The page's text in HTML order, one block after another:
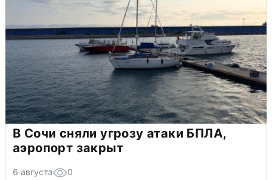
В Сочи сняли угрозу атаки БПЛА,
аэропорт закрыт
6 августа 0